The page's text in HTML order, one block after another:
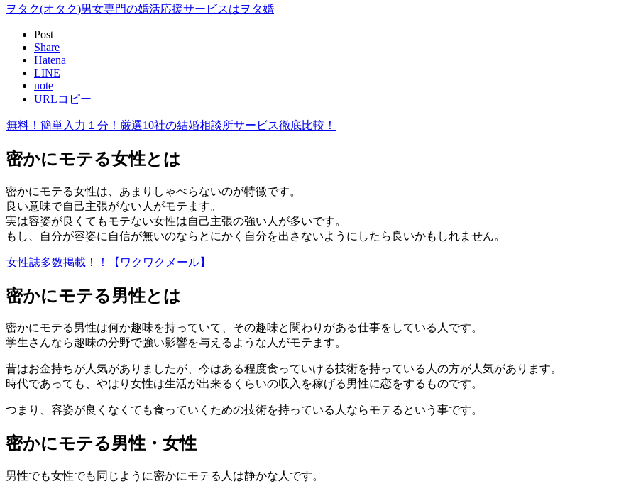
ヲタク(オタク)男女専門の婚活応援サービスはヲタ婚
Post
Share
Hatena
LINE
note
URLコピー
無料！簡単入力１分！厳選10社の結婚相談所サービス徹底比較！
密かにモテる女性とは
密かにモテる女性は、あまりしゃべらないのが特徴です。
良い意味で自己主張がない人がモテます。
実は容姿が良くてもモテない女性は自己主張の強い人が多いです。
もし、自分が容姿に自信が無いのならとにかく自分を出さないようにしたら良いかもしれません。
女性誌多数掲載！！【ワクワクメール】
密かにモテる男性とは
密かにモテる男性は何か趣味を持っていて、その趣味と関わりがある仕事をしている人です。
学生さんなら趣味の分野で強い影響を与えるような人がモテます。
昔はお金持ちが人気がありましたが、今はある程度食っていける技術を持っている人の方が人気があります。
時代であっても、やはり女性は生活が出来るくらいの収入を稼げる男性に恋をするものです。
つまり、容姿が良くなくても食っていくための技術を持っている人ならモテるという事です。
密かにモテる男性・女性
男性でも女性でも同じように密かにモテる人は静かな人です。